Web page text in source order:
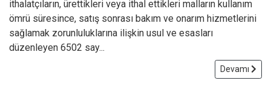
ithalatçıların, ürettikleri veya ithal ettikleri malların kullanım
ömrü süresince, satış sonrası bakım ve onarım hizmetlerini
sağlamak zorunluluklarına ilişkin usul ve esasları
düzenleyen 6502 say...
Devamı